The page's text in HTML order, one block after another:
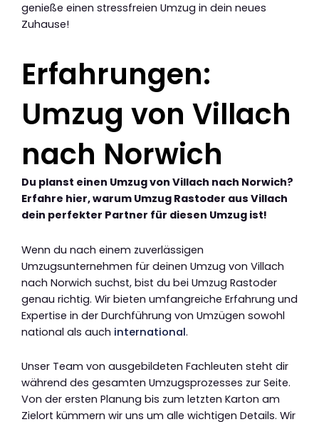
genieße einen stressfreien Umzug in dein neues
Zuhause!
Erfahrungen:
Umzug von Villach
nach Norwich
Du planst einen Umzug von Villach nach Norwich?
Erfahre hier, warum Umzug Rastoder aus Villach
dein perfekter Partner für diesen Umzug ist!
Wenn du nach einem zuverlässigen
Umzugsunternehmen für deinen Umzug von Villach
nach Norwich suchst, bist du bei Umzug Rastoder
genau richtig. Wir bieten umfangreiche Erfahrung und
Expertise in der Durchführung von Umzügen sowohl
national als auch international.
Unser Team von ausgebildeten Fachleuten steht dir
während des gesamten Umzugsprozesses zur Seite.
Von der ersten Planung bis zum letzten Karton am
Zielort kümmern wir uns um alle wichtigen Details. Wir